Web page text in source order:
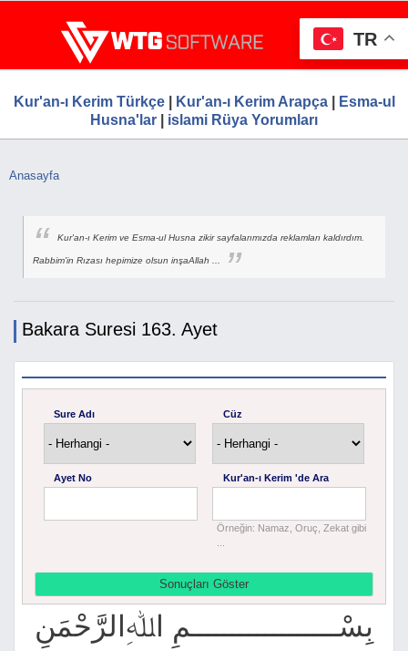
içeriğe
atla
WTG Software.Com, Web Tasarım, Google
Hizmetleri, Ücretsiz Firma Rehberi
Ücretsiz Firma Rehberi, Web Tasarım, Ücretsiz Firma Ekle
Kur'an-ı Kerim Türkçe| Kur'an-ı Kerim Arapça|
Esma-ul
Husna'lar
islami Rüya Yorumları
Buradasınız
Anasayfa
Kur'an-ı Kerim ve Esma-ul Husna zikir sayfalarımızda reklamları kaldırdım.
Rabbim'in Rızası hepimize olsun inşaAllah ...
Bakara Suresi 163. Ayet
Sure Adı Cüz
Ayet No Kur'an-ı Kerim 'de Ara
Örneğin: Namaz, Oruç, Zekat gibi
بِسْــــــــــــــــــمِ اﷲِالرَّحْمَنِ
TR